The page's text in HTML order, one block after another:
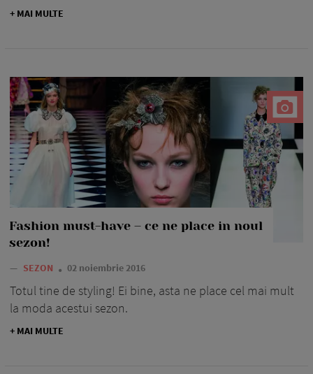
+ MAI MULTE
Fashion must-have – ce ne place in noul
sezon!
— SEZON 02 noiembrie 2016
Totul tine de styling! Ei bine, asta ne place cel mai mult
la moda acestui sezon.
+ MAI MULTE